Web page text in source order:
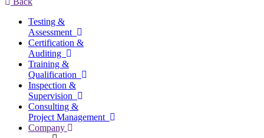
Testing &
Assessment
Certification &
Auditing
Training &
Qualification
Inspection &
Supervision
Consulting &
Project Management
Company